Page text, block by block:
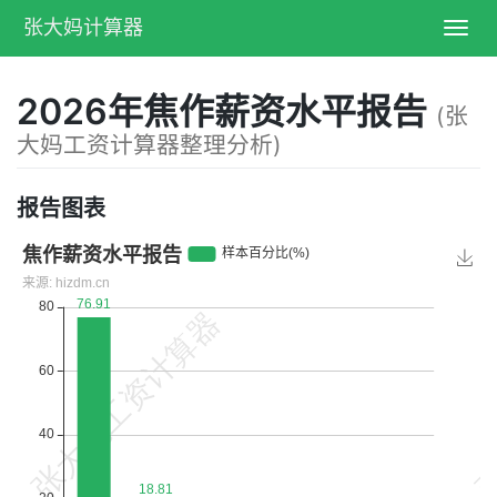
张大妈计算器
2026年焦作薪资水平报告 (张
大妈工资计算器整理分析)
报告图表